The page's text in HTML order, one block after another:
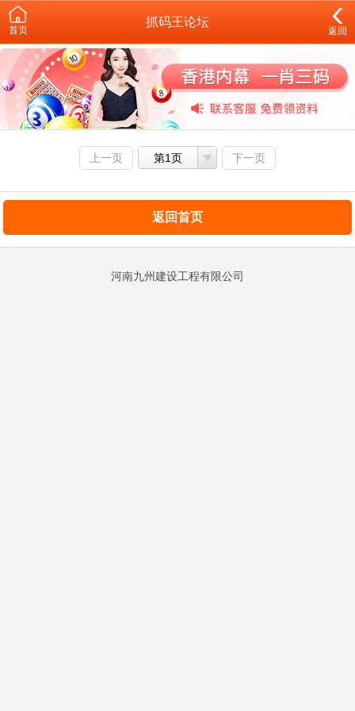
首页
抓码王论坛
返回
上一页 第1页 下一页
返回首页
河南九州建设工程有限公司